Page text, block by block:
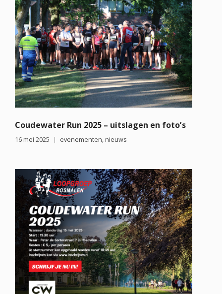
Coudewater Run 2025 – uitslagen en foto’s
16 mei 2025 evenementen, nieuws